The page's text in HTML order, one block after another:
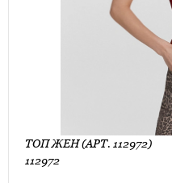
ТОП ЖЕН (АРТ. 112972)
112972